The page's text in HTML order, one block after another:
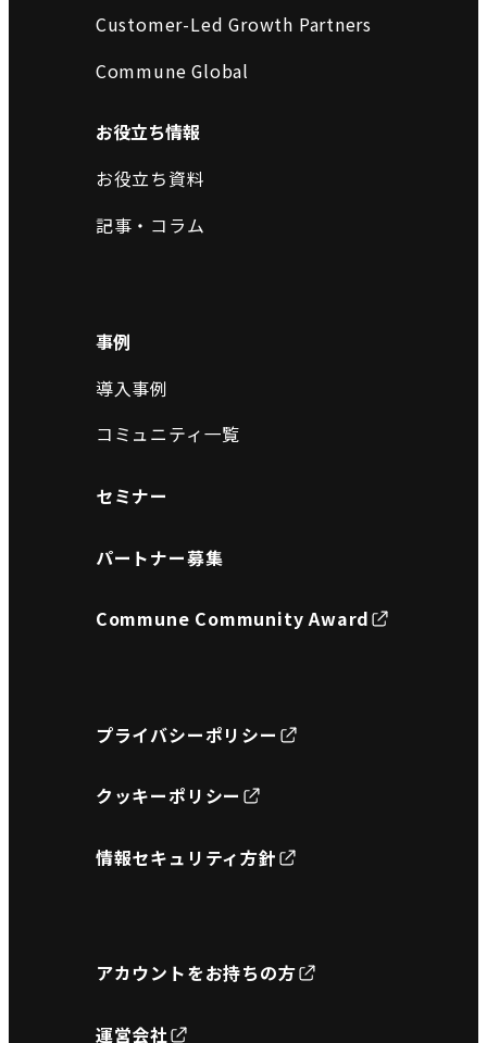
Customer-Led Growth Partners
Commune Global
お役立ち情報
お役立ち資料
記事・コラム
事例
導入事例
コミュニティ一覧
セミナー
パートナー募集
Commune Community Award
プライバシーポリシー
クッキーポリシー
情報セキュリティ方針
アカウントをお持ちの方
運営会社